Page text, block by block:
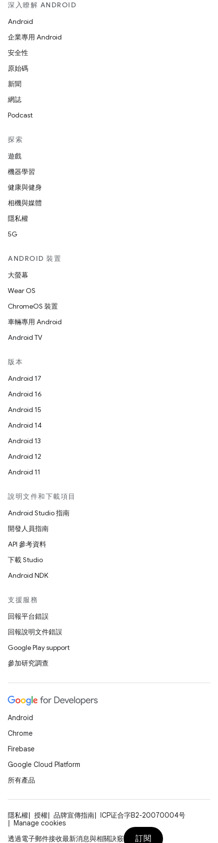
深入瞭解 ANDROID
Android
企業專用 Android
安全性
原始碼
新聞
網誌
Podcast
探索
遊戲
機器學習
健康與健身
相機與媒體
隱私權
5G
ANDROID 裝置
大螢幕
Wear OS
ChromeOS 裝置
車輛專用 Android
Android TV
版本
Android 17
Android 16
Android 15
Android 14
Android 13
Android 12
Android 11
說明文件和下載項目
Android Studio 指南
開發人員指南
API 參考資料
下載 Studio
Android NDK
支援服務
回報平台錯誤
回報說明文件錯誤
Google Play support
參加研究調查
Android
Chrome
Firebase
Google Cloud Platform
所有產品
隱私權 授權 品牌宣傳指南
ICP证合字B2-20070004号
Manage cookies
透過電子郵件接收最新消息與相關訣竅
訂閱